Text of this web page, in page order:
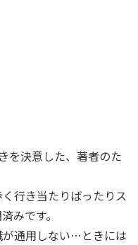
を決意した、著者のた
行き当たりばったりス
みです。
通用しない…ときには